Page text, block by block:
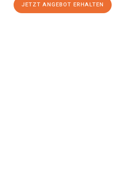
JETZT ANGEBOT ERHALTEN